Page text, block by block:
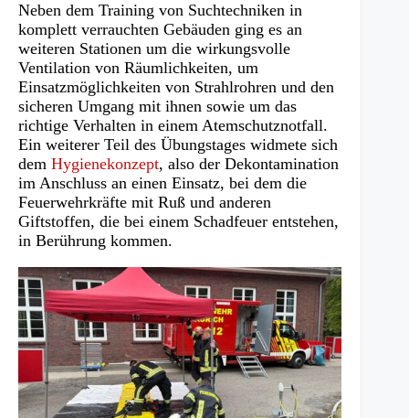
Neben dem Training von Suchtechniken in
komplett verrauchten Gebäuden ging es an
weiteren Stationen um die wirkungsvolle
Ventilation von Räumlichkeiten, um
Einsatzmöglichkeiten von Strahlrohren und den
sicheren Umgang mit ihnen sowie um das
richtige Verhalten in einem Atemschutznotfall.
Ein weiterer Teil des Übungstages widmete sich
dem Hygienekonzept, also der Dekontamination
im Anschluss an einen Einsatz, bei dem die
Feuerwehrkräfte mit Ruß und anderen
Giftstoffen, die bei einem Schadfeuer entstehen,
in Berührung kommen.